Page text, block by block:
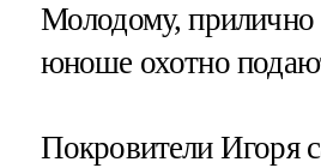
Молодому, прилично
юноше охотно
Покровители Игоря